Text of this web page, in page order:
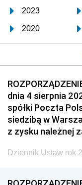
2023
2020
2017
2014
2011
2008
2005
2002
1999
dnia 4 sierpnia
spółki Poczta
siedzibą w
z zysku należnej
Dziennik Ustaw rok